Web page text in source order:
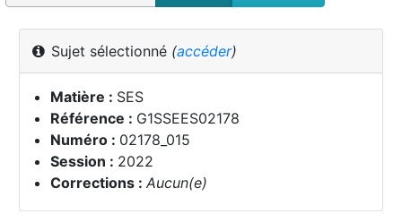
Sujet sélectionné (accéder)
Matière : SES
Référence : G1SSEES02178
Numéro : 02178_015
Session : 2022
Corrections : Aucun(e)